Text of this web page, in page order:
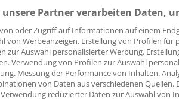
Aktionswoche "2/Drittel -
und NKG-Direktor Helge
um die stark divergierenden
Partner verarbeiten Daten,
oder Zugriff auf Informationen auf einem
von Werbeanzeigen. Erstellung von Profilen
zur Auswahl personalisierter Werbung.
Verwendung von Profilen zur Auswahl
Messung der Performance von Inhalten.
von Daten aus verschiedenen Quellen.
reduzierter Daten zur Auswahl von